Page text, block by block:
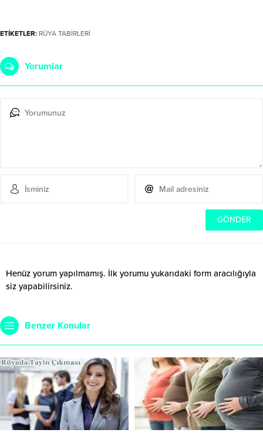
ETİKETLER: RÜYA TABİRLERİ
Yorumlar
Henüz yorum yapılmamış. İlk yorumu yukarıdaki form aracılığıyla
siz yapabilirsiniz.
Benzer Konular